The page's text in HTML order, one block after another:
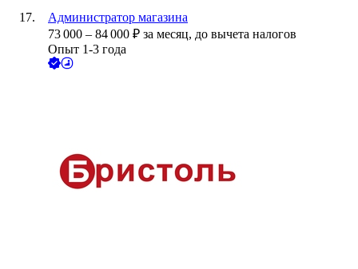
Администратор магазина
73 000 – 84 000 ₽ за месяц, до вычета налогов
Опыт 1-3 года